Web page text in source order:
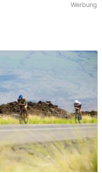
Werbung